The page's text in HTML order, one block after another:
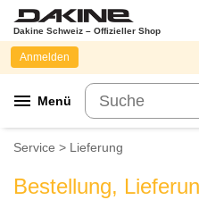
Dakine Schweiz – Offizieller Shop
menu Menü
Anmelden
Service > Lieferung
Bestellung,